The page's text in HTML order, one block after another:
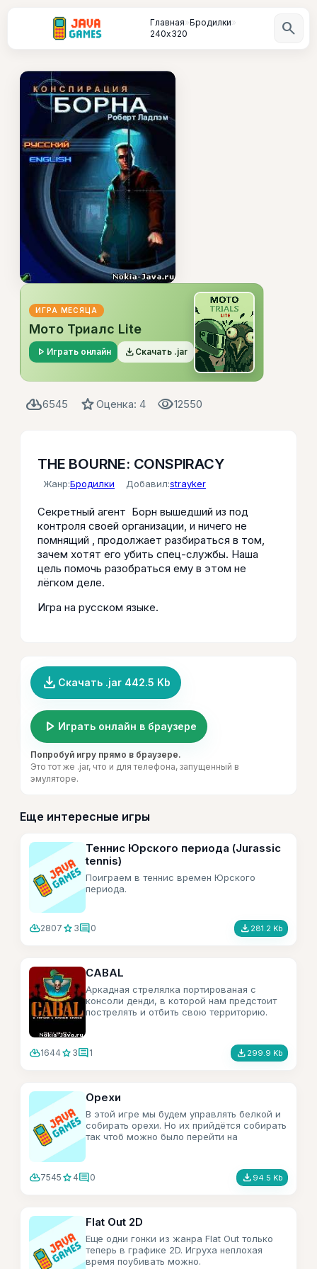
Главная»Бродилки»
240х320
search
ИГРА МЕСЯЦА
Мото Триалс Lite
play_arrow Играть онлайн file_download Скачать .jar
cloud_download6545 starОценка: 4 visibility12550
THE BOURNE: CONSPIRACY
Жанр:Бродилки Добавил:strayker
Секретный агент Борн вышедший из под
контроля своей организации, и ничего не
помнящий , продолжает разбираться в том,
зачем хотят его убить спец-службы. Наша
цель помочь разобраться ему в этом не
лёгком деле.
Игра на русском языке.
file_download Скачать .jar 442.5 Kb
play_arrow Играть онлайн в браузере
Попробуй игру прямо в браузере.
Это тот же .jar, что и для телефона, запущенный в
эмуляторе.
Еще интересные игры
Теннис Юрского периода (Jurassic
tennis)
Поиграем в теннис времен Юрского
периода.
cloud_download2807 star 3comment0 file_download 281.2 Kb
CABAL
Аркадная стрелялка портированая с
консоли денди, в которой нам предстоит
пострелять и отбить свою территорию.
cloud_download1644 star 3comment1 file_download 299.9 Kb
Орехи
В этой игре мы будем управлять белкой и
собирать орехи. Но их прийдётся собирать
так чтоб можно было перейти на
cloud_download7545 star 4comment0 file_download 94.5 Kb
Flat Out 2D
Еще одни гонки из жанра Flat Out только
теперь в графике 2D. Игруха неплохая
время поубивать можно.